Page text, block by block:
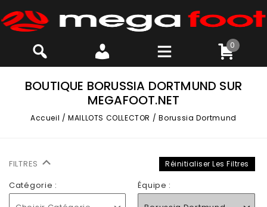
0
BOUTIQUE BORUSSIA DORTMUND SUR
MEGAFOOT.NET
Accueil /MAILLOTS COLLECTOR /Borussia Dortmund
FILTRES Réinitialiser Les Filtres
Catégorie :
Équipe :